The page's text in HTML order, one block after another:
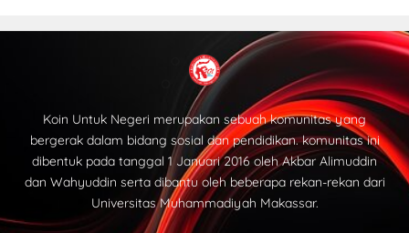
Koin Untuk Negeri merupakan sebuah komunitas yang
bergerak dalam bidang sosial dan pendidikan. komunitas ini
dibentuk pada tanggal 1 Januari 2016 oleh Akbar Alimuddin
dan Wahyuddin serta dibantu oleh beberapa rekan-rekan dari
Universitas Muhammadiyah Makassar.